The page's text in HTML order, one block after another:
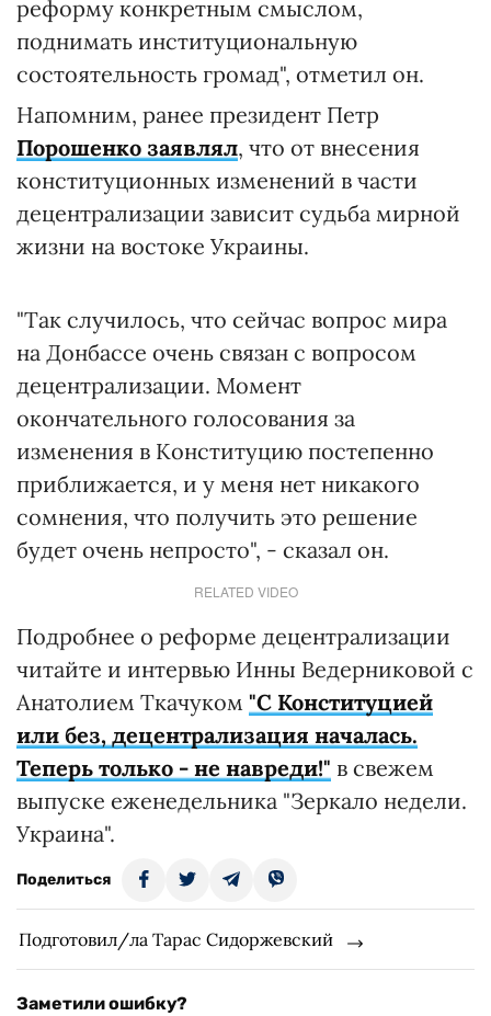
реформу конкретным смыслом,
поднимать институциональную
состоятельность громад", отметил он.
Напомним, ранее президент Петр
Порошенко заявлял, что от внесения
конституционных изменений в части
децентрализации зависит судьба мирной
жизни на востоке Украины.
"Так случилось, что сейчас вопрос мира
на Донбассе очень связан с вопросом
децентрализации. Момент
окончательного голосования за
изменения в Конституцию постепенно
приближается, и у меня нет никакого
сомнения, что получить это решение
будет очень непросто", - сказал он.
RELATED VIDEO
Подробнее о реформе децентрализации
читайте и интервью Инны Ведерниковой с
Анатолием Ткачуком "С Конституцией
или без, децентрализация началась.
Теперь только - не навреди!" в свежем
выпуске еженедельника "Зеркало недели.
Украина".
Поделиться
Подготовил/ла Тарас Сидоржевский
Заметили ошибку?